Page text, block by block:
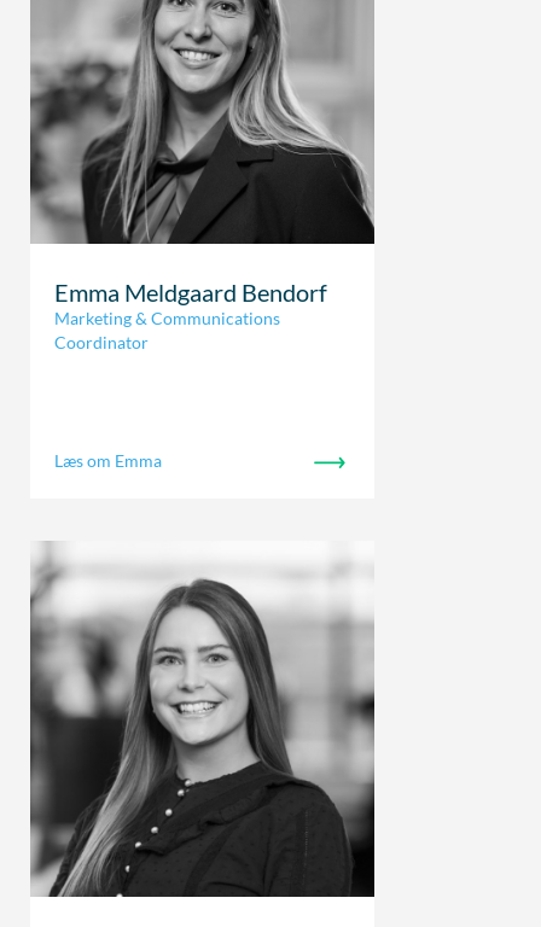
Emma Meldgaard Bendorf
Marketing & Communications
Coordinator
Læs om Emma